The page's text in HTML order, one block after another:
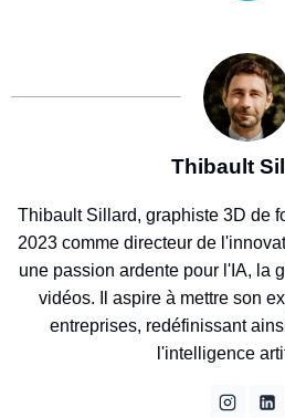
Thibault
Thibault Sillard, graphiste 3D de
2023 comme directeur de
une passion ardente pour l'IA, la
vidéos. Il aspire à mettre son
entreprises, redéfinissant
l'intelligence